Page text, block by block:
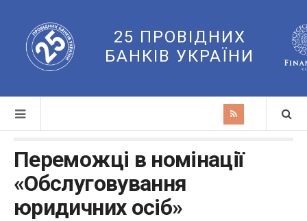
25 ПРОВІДНИХ
БАНКІВ УКРАЇНИ
Переможці в номінації
«Обслуговування
юридичних осіб»